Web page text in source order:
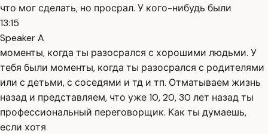
что мог сделать, но просрал. У кого-нибудь были
13:15
Speaker A
моменты, когда ты разосрался с хорошими людьми. У
тебя были моменты, когда ты разосрался с родителями
или с детьми, с соседями и тд и тп. Отматываем жизнь
назад и представляем, что уже 10, 20, 30 лет назад ты
профессиональный переговорщик. Как ты думаешь,
если хотя